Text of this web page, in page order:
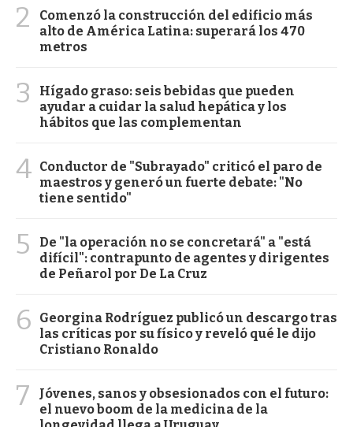
2
Comenzó la construcción del edificio más
alto de América Latina: superará los 470
metros
3
Hígado graso: seis bebidas que pueden
ayudar a cuidar la salud hepática y los
hábitos que las complementan
4 Conductor de "Subrayado" criticó el paro de
maestros y generó un fuerte debate: "No
tiene sentido"
5
De "la operación no se concretará" a "está
difícil": contrapunto de agentes y dirigentes
de Peñarol por De La Cruz
6
Georgina Rodríguez publicó un descargo tras
las críticas por su físico y reveló qué le dijo
Cristiano Ronaldo
7
Jóvenes, sanos y obsesionados con el futuro:
el nuevo boom de la medicina de la